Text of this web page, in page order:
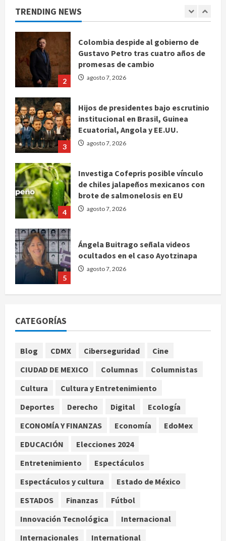
TRENDING NEWS
Colombia despide al gobierno de
promesas de cambio
agosto 7, 2026
3
Hijos de presidentes bajo escrutinio
Ecuatorial, Angola y EE.UU.
agosto 7, 2026
4
Investiga Cofepris posible vínculo
brote de salmonelosis en EU
agosto 7, 2026
5
agosto 7, 2026
1
2
Gustavo Petro tras cuatro años de
promesas de cambio
Hijos de presidentes bajo escrutinio
institucional en Brasil, Guinea
agosto 7, 2026
4
Investiga Cofepris posible vínculo
de chiles jalapeños mexicanos con
brote de salmonelosis en EU
CATEGORÍAS
Blog CDMX Ciberseguridad
Cine
CIUDAD DE MEXICO
Columnas
Columnistas
Cultura
Cultura y Entretenimiento
Deportes
Derecho Digital
Ecología
ECONOMÍA Y FINANZAS
Economía
EdoMex
EDUCACIÓN
Elecciones 2024
Entretenimiento
Espectáculos
Espectáculos y cultura
Estado de México
ESTADOS
Finanzas
Fútbol
Innovación Tecnológica
Internacional
Internacionales
International